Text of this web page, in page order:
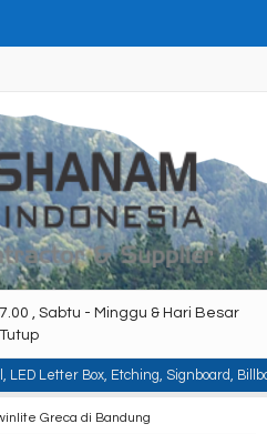
, Sabtu - Minggu & Hari Besar
Tutup
Box, Etching, Signboard,
Greca di Bandung